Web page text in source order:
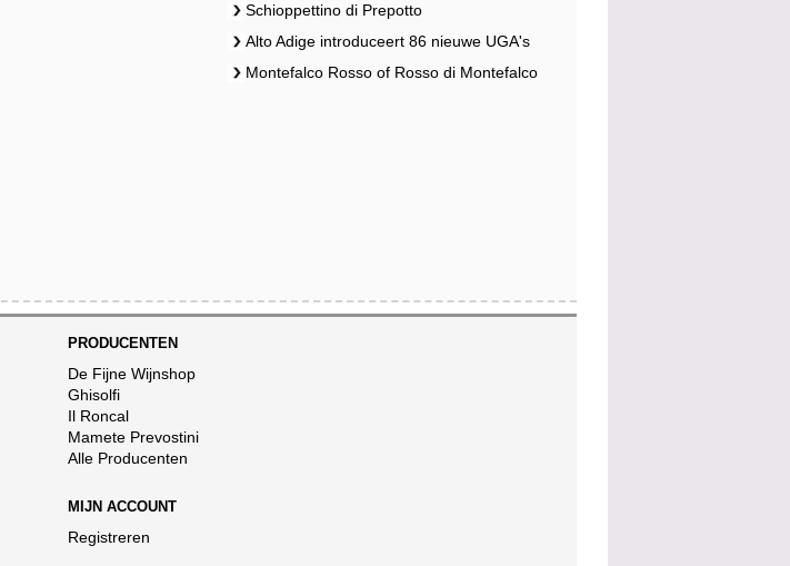
Schioppettino di Prepotto
Alto Adige introduceert 86 nieuwe UGA's
Montefalco Rosso of Rosso di Montefalco
PRODUCENTEN
De Fijne Wijnshop
Ghisolfi
Il Roncal
Mamete Prevostini
Alle Producenten
MIJN ACCOUNT
Registreren